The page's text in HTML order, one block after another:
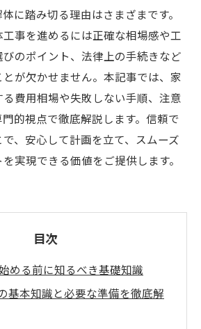
に踏み切る理由はさまざまです。
事を進めるには正確な相場感や工
のポイント、法律上の手続きなど
が欠かせません。本記事では、家
費用相場や失敗しない手順、注意
的視点で徹底解説します。信頼で
、安心して計画を立て、スムーズ
実現できる価値をご提供します。
目次
める前に知るべき基礎知識
基本知識と必要な準備を徹底解